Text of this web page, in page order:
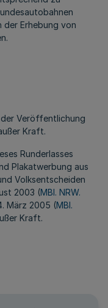
Erhebung von
Veröffentlichung
Kraft.
Runderlasses
Plakatwerbung aus
Volksentscheiden
2003 (MBl. NRW.
März 2005 (MBl.
Kraft.